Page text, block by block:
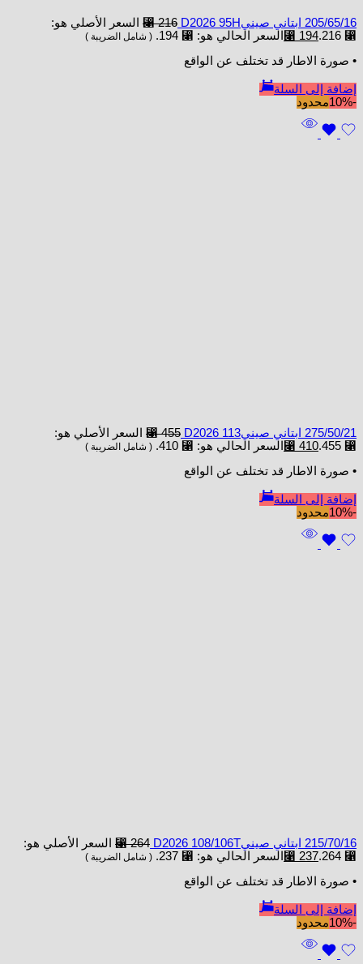
205/65/16 ابتاني صينيD2026 95H ⃁216
السعر الأصلي هو:
⃁ 216.
⃁ 194 السعر الحالي هو: ⃁ 194. ( شامل الضريبة )
• صورة الاطار قد تختلف عن الواقع
إضافة إلى السلة
-10%
محدود
275/50/21 ابتاني صينيD2026 113 ⃁455
السعر الأصلي هو:
⃁ 455.
⃁ 410 السعر الحالي هو: ⃁ 410. ( شامل الضريبة )
• صورة الاطار قد تختلف عن الواقع
إضافة إلى السلة
-10%
محدود
215/70/16 ابتاني صينيD2026 108/106T ⃁264
السعر الأصلي هو:
⃁ 264.
⃁ 237 السعر الحالي هو: ⃁ 237. ( شامل الضريبة )
• صورة الاطار قد تختلف عن الواقع
إضافة إلى السلة
-10%
محدود